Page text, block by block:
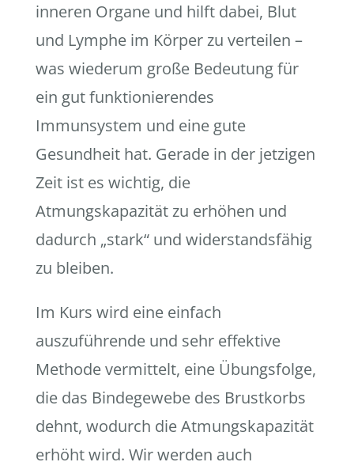
inneren Organe und hilft dabei, Blut
und Lymphe im Körper zu verteilen –
was wiederum große Bedeutung für
ein gut funktionierendes
Immunsystem und eine gute
Gesundheit hat. Gerade in der jetzigen
Zeit ist es wichtig, die
Atmungskapazität zu erhöhen und
dadurch „stark“ und widerstandsfähig
zu bleiben.
Im Kurs wird eine einfach
auszuführende und sehr effektive
Methode vermittelt, eine Übungsfolge,
die das Bindegewebe des Brustkorbs
dehnt, wodurch die Atmungskapazität
erhöht wird. Wir werden auch